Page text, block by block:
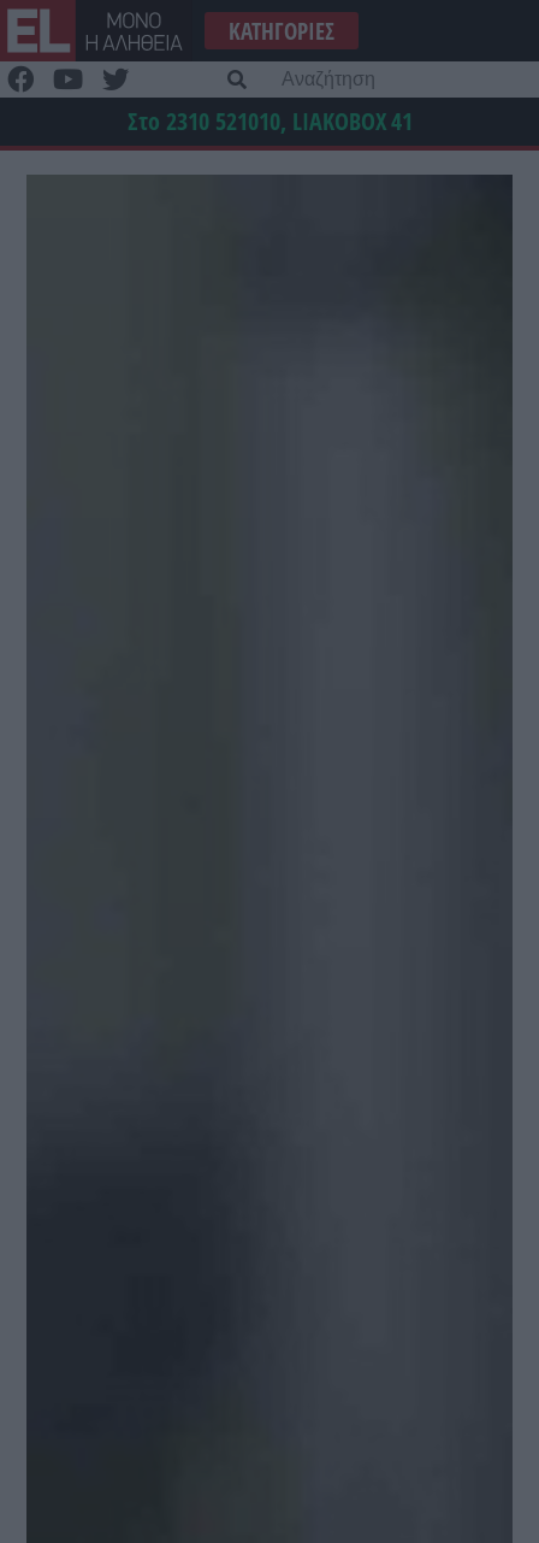
Μετάβαση
στο
περιεχόμενο
ΚΑΤΗΓΟΡΊΕΣ
Στο 2310 521010, LIAKOBOX41